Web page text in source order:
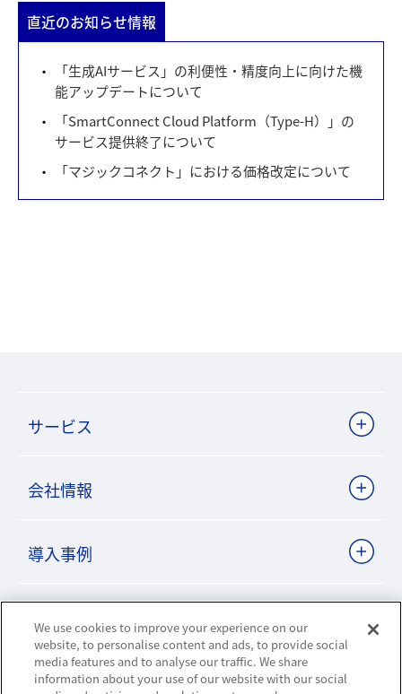
直近のお知らせ情報
「生成AIサービス」の利便性・精度向上に向けた機
能アップデートについて
「SmartConnect Cloud Platform（Type-H）」の
サービス提供終了について
「マジックコネクト」における価格改定について
サービス
会社情報
導入事例
ビジネスパートナーサイト
ニュースリリース
We use cookies to improve your experience on our
website, to personalise content and ads, to provide social
media features and to analyse our traffic. We share
information about your use of our website with our social